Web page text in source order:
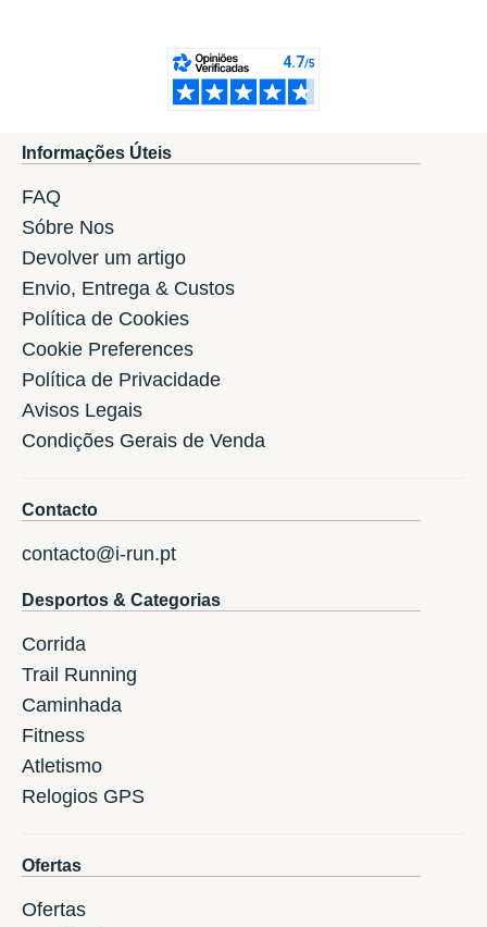
Informações Úteis
FAQ
Sóbre Nos
Devolver um artigo
Envio, Entrega & Custos
Política de Cookies
Cookie Preferences
Política de Privacidade
Avisos Legais
Condições Gerais de Venda
Contacto
contacto@i-run.pt
Desportos & Categorias
Corrida
Trail Running
Caminhada
Fitness
Atletismo
Relogios GPS
Ofertas
Ofertas